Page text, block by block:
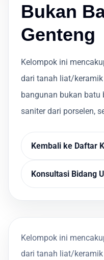
Bukan
Genteng
Kelompok ini
dari tanah liat/
bangunan bukan batu
saniter dari porselen,
Kembali ke Daftar
Konsultasi Bidang
Kelompok ini
dari tanah liat/